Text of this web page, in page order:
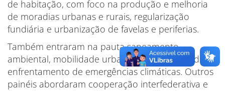
de habitação, com foco na produção e melhoria
de moradias urbanas e rurais, regularização
fundiária e urbanização de favelas e periferias.
Também entraram na pauta saneamento
ambiental, mobilidade urbana, sustentabilidade e
enfrentamento de emergências climáticas. Outros
painéis abordaram cooperação interfederativa e